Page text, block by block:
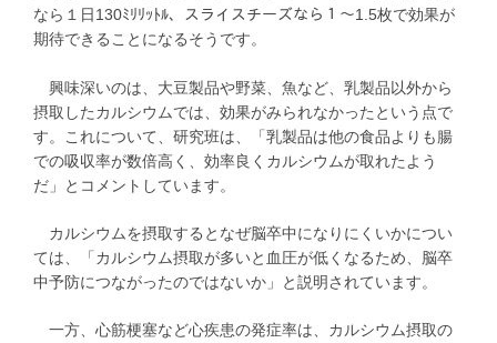
なら１日130ﾐﾘﾘｯﾄﾙ、スライスチーズなら１～1.5枚で効果が
期待できることになるそうです。
興味深いのは、大豆製品や野菜、魚など、乳製品以外から
摂取したカルシウムでは、効果がみられなかったという点で
す。これについて、研究班は、「乳製品は他の食品よりも腸
での吸収率が数倍高く、効率良くカルシウムが取れたよう
だ」とコメントしています。
カルシウムを摂取するとなぜ脳卒中になりにくいかについ
ては、「カルシウム摂取が多いと血圧が低くなるため、脳卒
中予防につながったのではないか」と説明されています。
一方、心筋梗塞など心疾患の発症率は、カルシウム摂取の